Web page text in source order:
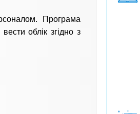
Програма
облік згідно з